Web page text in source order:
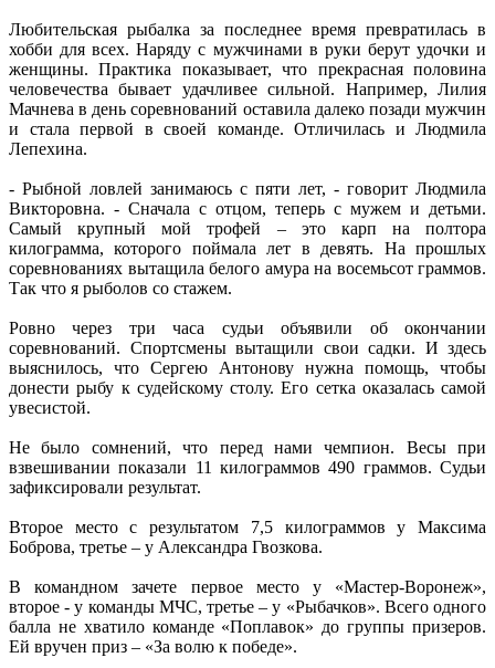
Любительская рыбалка за последнее время превратилась в
хобби для всех. Наряду с мужчинами в руки берут удочки и
женщины. Практика показывает, что прекрасная половина
человечества бывает удачливее сильной. Например, Лилия
Мачнева в день соревнований оставила далеко позади мужчин
и стала первой в своей команде. Отличилась и Людмила
Лепехина.
- Рыбной ловлей занимаюсь с пяти лет, - говорит Людмила
Викторовна. - Сначала с отцом, теперь с мужем и детьми.
Самый крупный мой трофей – это карп на полтора
килограмма, которого поймала лет в девять. На прошлых
соревнованиях вытащила белого амура на восемьсот граммов.
Так что я рыболов со стажем.
Ровно через три часа судьи объявили об окончании
соревнований. Спортсмены вытащили свои садки. И здесь
выяснилось, что Сергею Антонову нужна помощь, чтобы
донести рыбу к судейскому столу. Его сетка оказалась самой
увесистой.
Не было сомнений, что перед нами чемпион. Весы при
взвешивании показали 11 килограммов 490 граммов. Судьи
зафиксировали результат.
Второе место с результатом 7,5 килограммов у Максима
Боброва, третье – у Александра Гвозкова.
В командном зачете первое место у «Мастер-Воронеж»,
второе - у команды МЧС, третье – у «Рыбачков». Всего одного
балла не хватило команде «Поплавок» до группы призеров.
Ей вручен приз – «За волю к победе».